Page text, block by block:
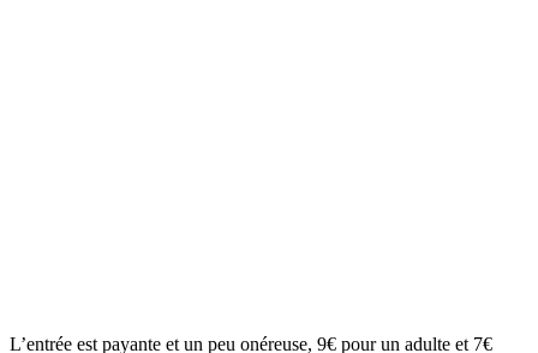
L’entrée est payante et un peu onéreuse, 9€ pour un adulte et 7€